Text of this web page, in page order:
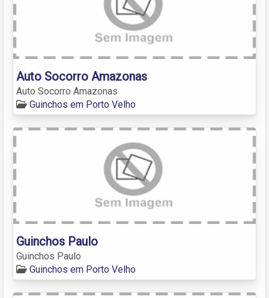
Auto Socorro Amazonas
Auto Socorro Amazonas
Guinchos em Porto Velho
Guinchos Paulo
Guinchos Paulo
Guinchos em Porto Velho